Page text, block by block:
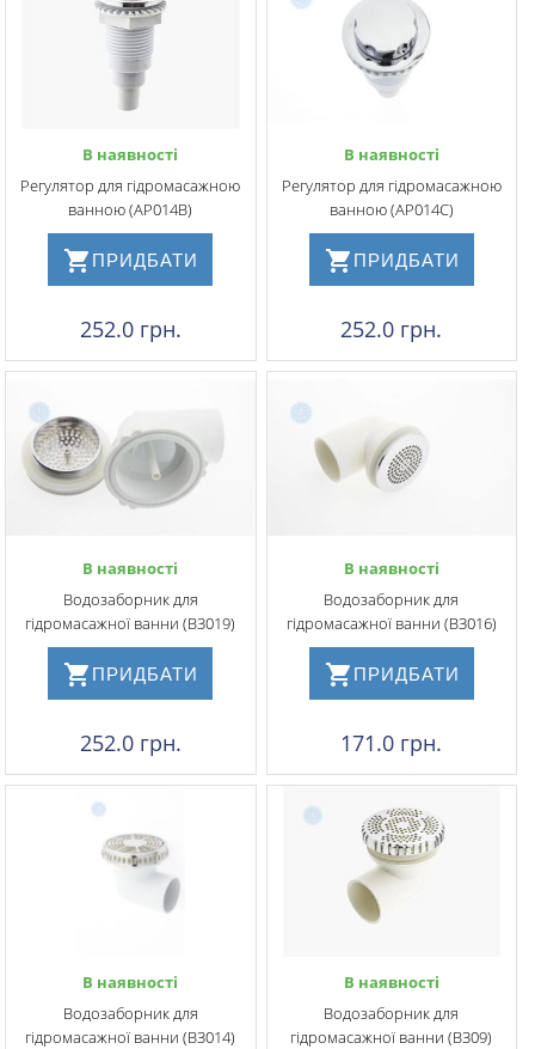
В наявності
Регулятор для гідромасажною
ванною (АР014В)
ПРИДБАТИ
252.0 грн.
В наявності
Регулятор для гідромасажною
ванною (АР014С)
ПРИДБАТИ
252.0 грн.
В наявності
Водозаборник для
гідромасажної ванни (ВЗ019)
ПРИДБАТИ
252.0 грн.
В наявності
Водозаборник для
гідромасажної ванни (ВЗ016)
ПРИДБАТИ
171.0 грн.
В наявності
Водозаборник для
гідромасажної ванни (ВЗ014)
В наявності
Водозаборник для
гідромасажної ванни (ВЗ09)